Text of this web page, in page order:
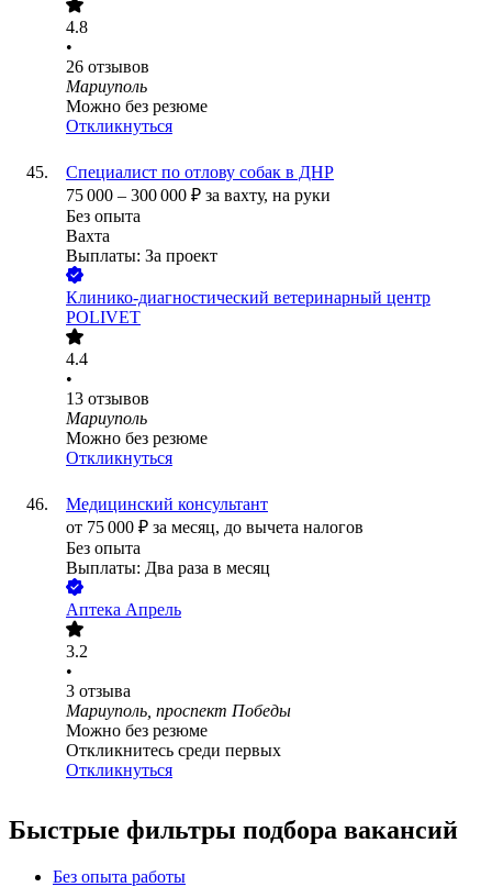
4.8
•
26 отзывов
Мариуполь
Можно без резюме
Откликнуться
Специалист по отлову собак в ДНР
75 000 – 300 000 ₽ за вахту, на руки
Без опыта
Вахта
Выплаты: За проект
Клинико-диагностический ветеринарный центр
POLIVET
4.4
•
13 отзывов
Мариуполь
Можно без резюме
Откликнуться
Медицинский консультант
от 75 000 ₽ за месяц, до вычета налогов
Без опыта
Выплаты: Два раза в месяц
Аптека Апрель
3.2
•
3 отзыва
Мариуполь, проспект Победы
Можно без резюме
Откликнитесь среди первых
Откликнуться
Быстрые фильтры подбора вакансий
Без опыта работы